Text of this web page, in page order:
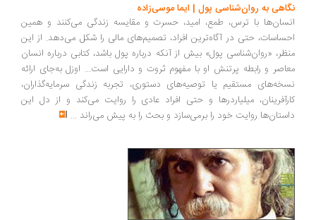
به روان‌شناسی پول | ایما موسی‌زاده
با ترس، طمع، امید، حسرت و مقایسه زندگی می‌کنند و همین
حتی در آگاه‌ترین افراد، تصمیم‌های مالی را شکل می‌دهد. از این
«روان‌شناسی پول» بیش از آنکه درباره پول باشد، کتابی درباره انسان
و رابطه پرتنش او با مفهوم ثروت و دارایی است... اوزل به‌جای ارائه
مستقیم یا توصیه‌های دستوری، تجربه زندگی سرمایه‌گذاران،
میلیاردرها و حتی افراد عادی را روایت می‌کند و از دل این
روایت خود را برمی‌سازد و بحث را به پیش می‌راند ...